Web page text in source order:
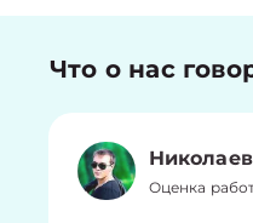
Что о нас
Оценка